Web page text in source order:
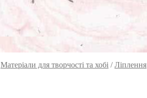
Матеріали для творчості та хобі /Ліплення